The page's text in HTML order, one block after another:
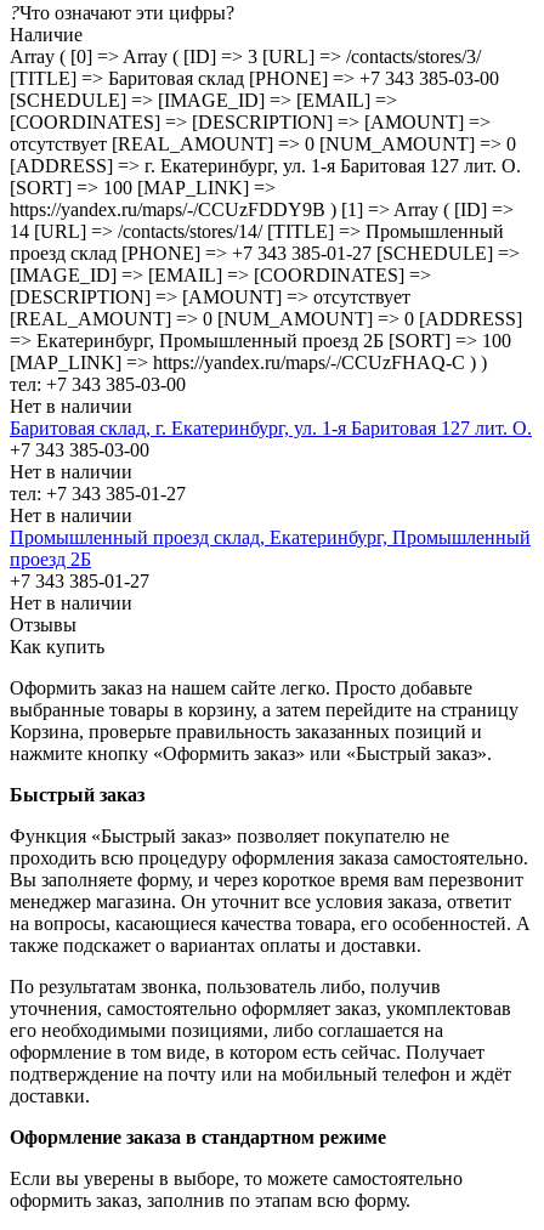
?Что означают эти цифры?
Наличие
Array ( [0] => Array ( [ID] => 3 [URL] => /contacts/stores/3/
[TITLE] => Баритовая склад [PHONE] => +7 343 385-03-00
[SCHEDULE] => [IMAGE_ID] => [EMAIL] =>
[COORDINATES] => [DESCRIPTION] => [AMOUNT] =>
отсутствует [REAL_AMOUNT] => 0 [NUM_AMOUNT] => 0
[ADDRESS] => г. Екатеринбург, ул. 1-я Баритовая 127 лит. О.
[SORT] => 100 [MAP_LINK] =>
https://yandex.ru/maps/-/CCUzFDDY9B ) [1] => Array ( [ID] =>
14 [URL] => /contacts/stores/14/ [TITLE] => Промышленный
проезд cклад [PHONE] => +7 343 385-01-27 [SCHEDULE] =>
[IMAGE_ID] => [EMAIL] => [COORDINATES] =>
[DESCRIPTION] => [AMOUNT] => отсутствует
[REAL_AMOUNT] => 0 [NUM_AMOUNT] => 0 [ADDRESS]
=> Екатеринбург, Промышленный проезд 2Б [SORT] => 100
[MAP_LINK] => https://yandex.ru/maps/-/CCUzFHAQ-C ) )
тел: +7 343 385-03-00
Нет в наличии
Баритовая склад, г. Екатеринбург, ул. 1-я Баритовая 127 лит. О.
+7 343 385-03-00
Нет в наличии
тел: +7 343 385-01-27
Нет в наличии
Промышленный проезд cклад, Екатеринбург, Промышленный
проезд 2Б
+7 343 385-01-27
Нет в наличии
Отзывы
Как купить
Оформить заказ на нашем сайте легко. Просто добавьте
выбранные товары в корзину, а затем перейдите на страницу
Корзина, проверьте правильность заказанных позиций и
нажмите кнопку «Оформить заказ» или «Быстрый заказ».
Быстрый заказ
Функция «Быстрый заказ» позволяет покупателю не
проходить всю процедуру оформления заказа самостоятельно.
Вы заполняете форму, и через короткое время вам перезвонит
менеджер магазина. Он уточнит все условия заказа, ответит
на вопросы, касающиеся качества товара, его особенностей. А
также подскажет о вариантах оплаты и доставки.
По результатам звонка, пользователь либо, получив
уточнения, самостоятельно оформляет заказ, укомплектовав
его необходимыми позициями, либо соглашается на
оформление в том виде, в котором есть сейчас. Получает
подтверждение на почту или на мобильный телефон и ждёт
доставки.
Оформление заказа в стандартном режиме
Если вы уверены в выборе, то можете самостоятельно
оформить заказ, заполнив по этапам всю форму.